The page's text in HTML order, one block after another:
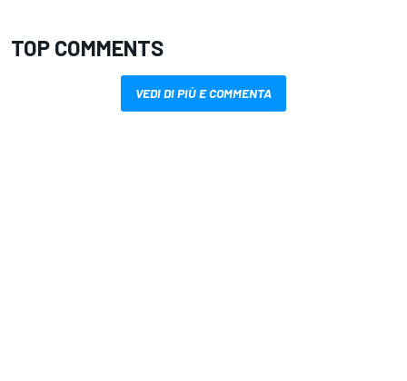
TOP COMMENTS
VEDI DI PIÙ E COMMENTA